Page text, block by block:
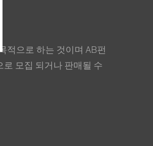
적으로 하는 것이며 AB펀
모집 되거나 판매될 수